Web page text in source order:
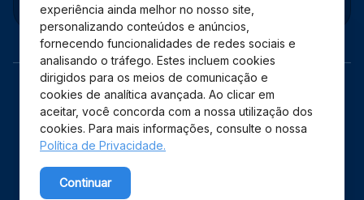
experiência ainda melhor no nosso site,
personalizando conteúdos e anúncios,
fornecendo funcionalidades de redes sociais e
analisando o tráfego. Estes incluem cookies
dirigidos para os meios de comunicação e
cookies de analítica avançada. Ao clicar em
aceitar, você concorda com a nossa utilização dos
cookies. Para mais informações, consulte o nossa
Política de Privacidade.
Continuar
Copyright © 2026 Shopping Estação – Todos os direitos